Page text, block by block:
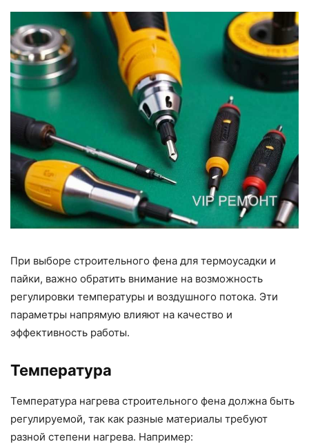
При выборе строительного фена для термоусадки и
пайки, важно обратить внимание на возможность
регулировки температуры и воздушного потока. Эти
параметры напрямую влияют на качество и
эффективность работы.
Температура
Температура нагрева строительного фена должна быть
регулируемой, так как разные материалы требуют
разной степени нагрева. Например: